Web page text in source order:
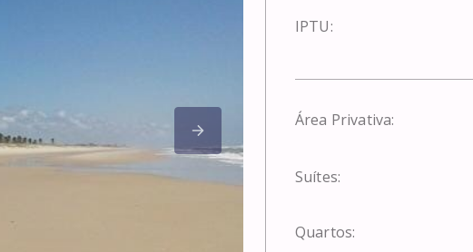
IPTU:
Área Privativa:
Suítes:
Quartos: